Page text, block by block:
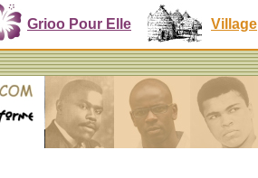
Grioo Pour Elle Village